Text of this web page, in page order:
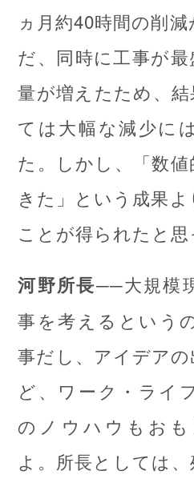
ヵ月約40時間の削
だ、同時に工事が
量が増えたため、
ては大幅な減少に
た。しかし、「数
きた」という成果
ことが得られたと思
河野所長──大規模
事を考えるという
事だし、アイデア
ど、ワーク・ライ
のノウハウもお
よ。所長としては